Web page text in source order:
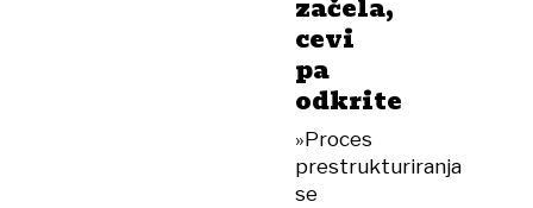
začela,
cevi
pa
odkrite
»Proces
prestrukturiranja
se